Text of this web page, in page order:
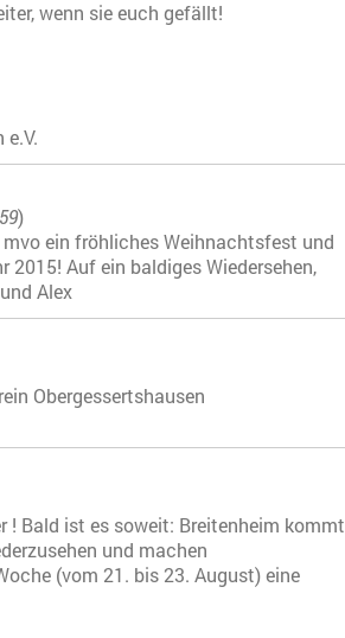
wenn sie euch gefällt!
)
mvo ein fröhliches Weihnachtsfest und
2015! Auf ein baldiges Wiedersehen,
Alex
Obergessertshausen
! Bald ist es soweit: Breitenheim kommt
und machen
(vom 21. bis 23. August) eine